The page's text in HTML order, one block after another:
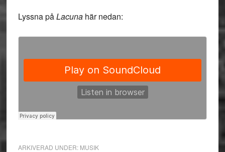
Lyssna påLacunahär nedan:
ARKIVERAD UNDER: MUSIK